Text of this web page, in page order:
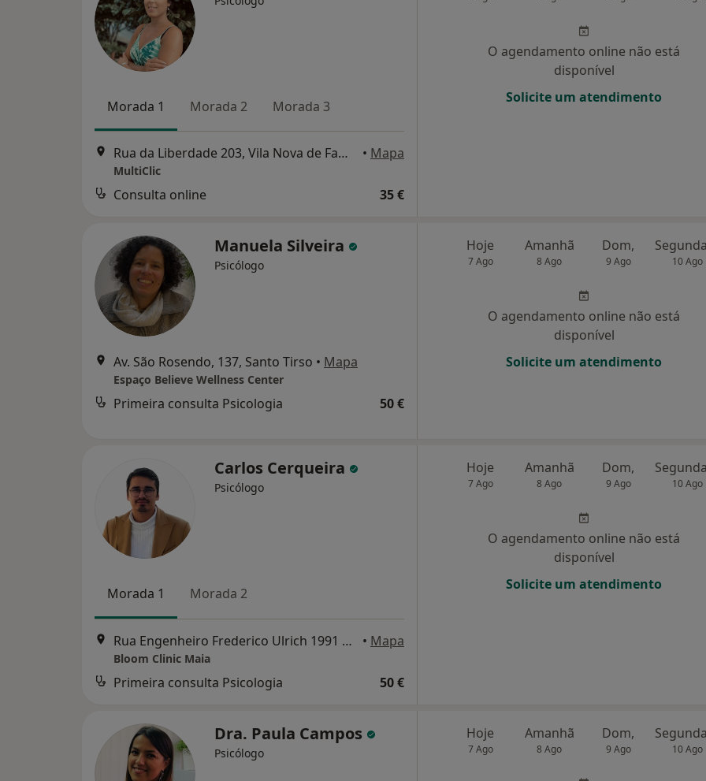
Morada 1 Morada 2 Morada 3
Rua da Liberdade 203, Vila Nova de Famalicão • Mapa
MultiClic
Consulta online 35 €
O agendamento online não está
disponível
Solicite um atendimento
Manuela Silveira
Psicólogo
Av. São Rosendo, 137, Santo Tirso • Mapa
Espaço Believe Wellness Center
Primeira consulta Psicologia 50 €
Hoje
7 Ago
Amanhã
8 Ago
Dom,
9 Ago 10 Ago
O agendamento online não está
disponível
Solicite um atendimento
Carlos Cerqueira
Psicólogo
Morada 1 Morada 2
Rua Engenheiro Frederico Ulrich 1991 C, Maia • Mapa
Bloom Clinic Maia
Primeira consulta Psicologia 50 €
Hoje
7 Ago
Amanhã
8 Ago
Dom,
9 Ago 10 Ago
O agendamento online não está
disponível
Solicite um atendimento
Dra. Paula Campos
Psicólogo
Hoje
7 Ago
Amanhã
8 Ago
Dom,
9 Ago 10 Ago